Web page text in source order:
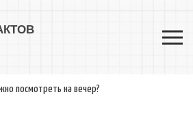
посмотреть на вечер?